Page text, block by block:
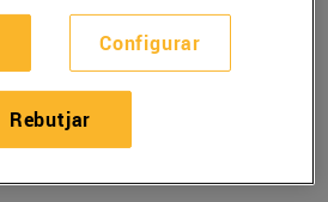
llom a la
Configurar
Rebutjar